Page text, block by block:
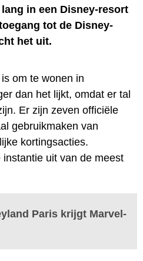
in een Disney-resort
tot de Disney-
het uit.
om te wonen in
dan het lijkt, omdat er tal
Er zijn zeven officiële
gebruikmaken van
kortingsacties.
uit van de meest
Paris krijgt Marvel-